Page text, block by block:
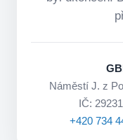
Náměstí J. z
IČ:
+420 734